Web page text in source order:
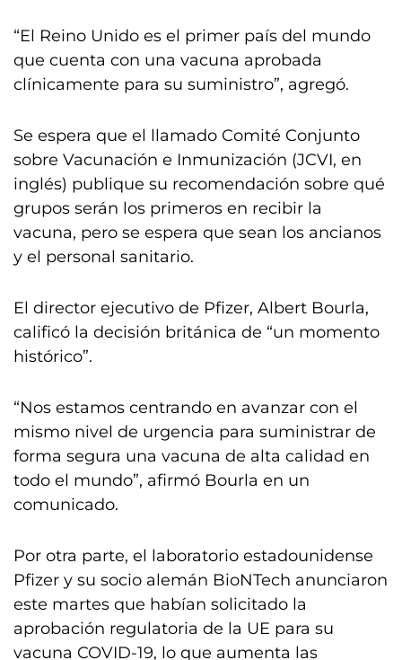
“El Reino Unido es el primer país del mundo
que cuenta con una vacuna aprobada
clínicamente para su suministro”, agregó.
Se espera que el llamado Comité Conjunto
sobre Vacunación e Inmunización (JCVI, en
inglés) publique su recomendación sobre qué
grupos serán los primeros en recibir la
vacuna, pero se espera que sean los ancianos
y el personal sanitario.
El director ejecutivo de Pfizer, Albert Bourla,
calificó la decisión británica de “un momento
histórico”.
“Nos estamos centrando en avanzar con el
mismo nivel de urgencia para suministrar de
forma segura una vacuna de alta calidad en
todo el mundo”, afirmó Bourla en un
comunicado.
Por otra parte, el laboratorio estadounidense
Pfizer y su socio alemán BioNTech anunciaron
este martes que habían solicitado la
aprobación regulatoria de la UE para su
vacuna COVID-19, lo que aumenta las